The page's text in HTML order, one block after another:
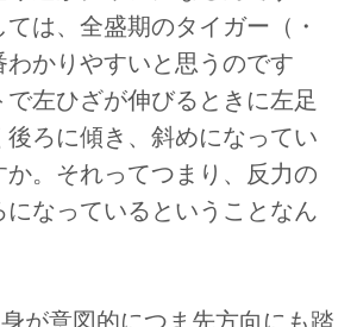
は、全盛期のタイガー（・
わかりやすいと思うのです
左ひざが伸びるときに左足
後ろに傾き、斜めになってい
か。それってつまり、反力の
なっているということなん
が意図的につま先方向にも踏